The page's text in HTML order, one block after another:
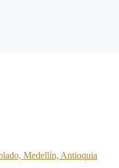
Medellín, Antioquia